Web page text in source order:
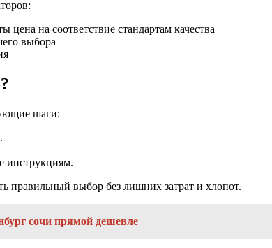
на соответствие стандартам качества
выбора
шаги:
инструкциям.
правильный выбор без лишних затрат и хлопот.
сочи прямой дешевле